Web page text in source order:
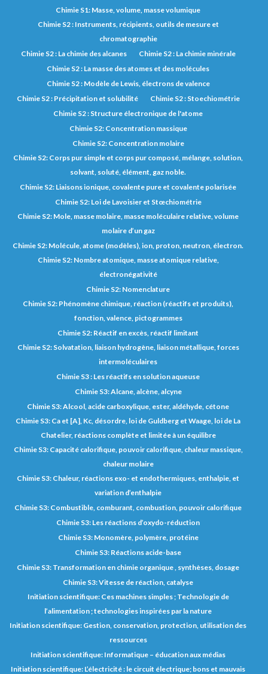
Chimie S1: Masse, volume, masse volumique
Chimie S2 : Instruments, récipients, outils de mesure et
chromatographie
Chimie S2 : La chimie des alcanes
Chimie S2 : La chimie minérale
Chimie S2 : La masse des atomes et des molécules
Chimie S2 : Modèle de Lewis, électrons de valence
Chimie S2 : Précipitation et solubilité
Chimie S2 : Stoechiométrie
Chimie S2 : Structure électronique de l'atome
Chimie S2: Concentration massique
Chimie S2: Concentration molaire
Chimie S2: Corps pur simple et corps pur composé, mélange, solution,
solvant, soluté, élément, gaz noble.
Chimie S2: Liaisons ionique, covalente pure et covalente polarisée
Chimie S2: Loi de Lavoisier et Stœchiométrie
Chimie S2: Mole, masse molaire, masse moléculaire relative, volume
molaire d’un gaz
Chimie S2: Molécule, atome (modèles), ion, proton, neutron, électron.
Chimie S2: Nombre atomique, masse atomique relative,
électronégativité
Chimie S2: Nomenclature
Chimie S2: Phénomène chimique, réaction (réactifs et produits),
fonction, valence, pictogrammes
Chimie S2: Réactif en excès, réactif limitant
Chimie S2: Solvatation, liaison hydrogène, liaison métallique, forces
intermoléculaires
Chimie S3 : Les réactifs en solution aqueuse
Chimie S3: Alcane, alcène, alcyne
Chimie S3: Alcool, acide carboxylique, ester, aldéhyde, cétone
Chimie S3: Ca et [A], Kc, désordre, loi de Guldberg et Waage, loi de La
Chatelier, réactions complète et limitée à un équilibre
Chimie S3: Capacité calorifique, pouvoir calorifique, chaleur massique,
chaleur molaire
Chimie S3: Chaleur, réactions exo- et endothermiques, enthalpie, et
variation d’enthalpie
Chimie S3: Combustible, comburant, combustion, pouvoir calorifique
Chimie S3: Les réactions d’oxydo-réduction
Chimie S3: Monomère, polymère, protéine
Chimie S3: Réactions acide-base
Chimie S3: Transformation en chimie organique , synthèses, dosage
Chimie S3: Vitesse de réaction, catalyse
Initiation scientifique: Ces machines simples ; Technologie de
l’alimentation ; technologies inspirées par la nature
Initiation scientifique: Gestion, conservation, protection, utilisation des
ressources
Initiation scientifique: Informatique – éducation aux médias
Initiation scientifique: L’électricité : le circuit électrique; bons et mauvais